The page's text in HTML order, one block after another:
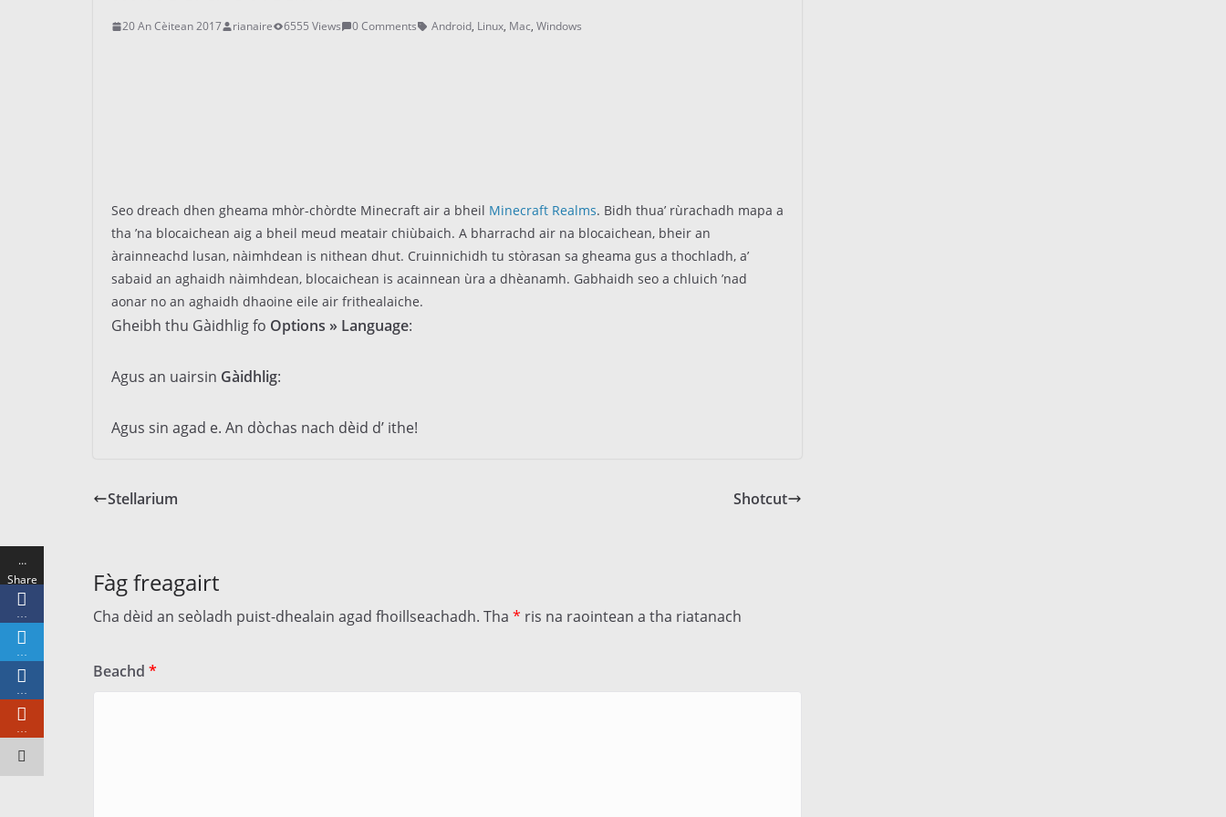
20 An Cèitean 2017 rianaire 6555 Views 0 Comments Android, Linux, Mac, Windows
Seo dreach dhen gheama mhòr-chòrdte Minecraft air a bheil Minecraft Realms. Bidh thua’ rùrachadh mapa a
tha ’na blocaichean aig a bheil meud meatair chiùbaich. A bharrachd air na blocaichean, bheir an
àrainneachd lusan, nàimhdean is nithean dhut. Cruinnichidh tu stòrasan sa gheama gus a thochladh, a’
sabaid an aghaidh nàimhdean, blocaichean is acainnean ùra a dhèanamh. Gabhaidh seo a chluich ’nad
aonar no an aghaidh dhaoine eile air frithealaiche.
Gheibh thu Gàidhlig fo Options » Language:
Agus an uairsin Gàidhlig:
Agus sin agad e. An dòchas nach dèid d’ ithe!
Stellarium Shotcut
Fàg freagairt
Cha dèid an seòladh puist-dhealain agad fhoillseachadh. Tha * ris na raointean a tha riatanach
Beachd *
…
Share
s